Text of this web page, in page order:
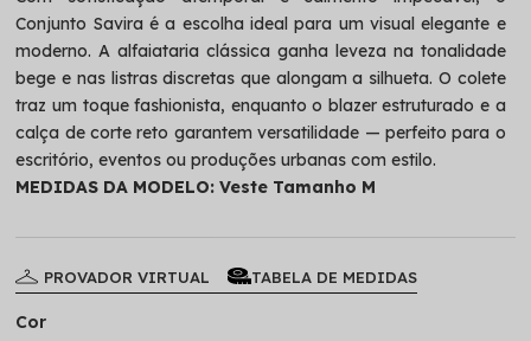
Conjunto Savira é a escolha ideal para um visual elegante e
moderno. A alfaiataria clássica ganha leveza na tonalidade
bege e nas listras discretas que alongam a silhueta. O colete
traz um toque fashionista, enquanto o blazer estruturado e a
calça de corte reto garantem versatilidade — perfeito para o
escritório, eventos ou produções urbanas com estilo.
MEDIDAS DA MODELO: Veste Tamanho M
PROVADOR VIRTUAL TABELA DE MEDIDAS
Cor